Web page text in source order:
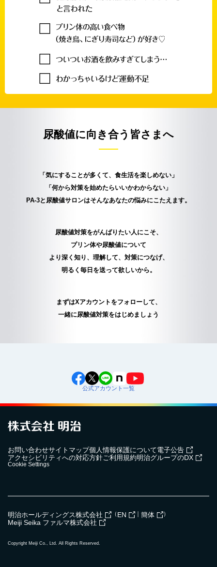
尿酸値に向き合う皆さまへ
「気にすることが多くて、食生活を楽しめない」
「何から対策を始めたらいいかわからない」
PA-3と尿酸値サロンはそんなあなたの悩みにこたえます。
尿酸値対策をがんばりたい人にこそ、
プリン体や尿酸値について
より深く知り、理解して、対策につなげ、
明るく毎日を送って欲しいから。
まずはXアカウントをフォローして、
一緒に尿酸値対策をはじめましょう
公式アカウント一覧
お問い合わせサイトマップ個人情報保護について電子公告
アクセシビリティへの対応方針ご利用規約明治グループのDX
Cookie Settings
明治ホールディングス株式会社 （ EN 簡体 ）
Meiji Seika ファルマ株式会社
Copyright Meiji Co., Ltd. All Rights Reserved.